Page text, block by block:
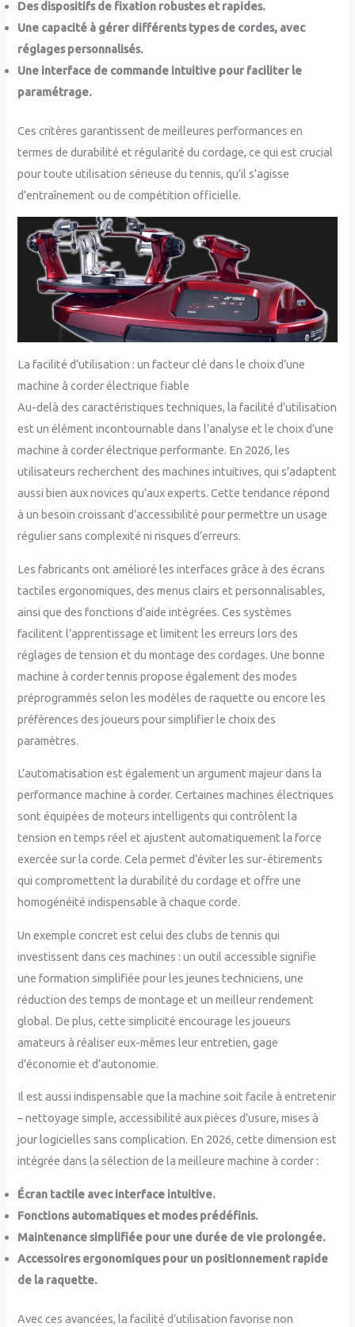
Des dispositifs de fixation robustes et rapides.
Une capacité à gérer différents types de cordes, avec
réglages personnalisés.
Une interface de commande intuitive pour faciliter le
paramétrage.
Ces critères garantissent de meilleures performances en
termes de durabilité et régularité du cordage, ce qui est crucial
pour toute utilisation sérieuse du tennis, qu’il s’agisse
d’entraînement ou de compétition officielle.
La facilité d’utilisation : un facteur clé dans le choix d’une
machine à corder électrique fiable
Au-delà des caractéristiques techniques, la facilité d’utilisation
est un élément incontournable dans l’analyse et le choix d’une
machine à corder électrique performante. En 2026, les
utilisateurs recherchent des machines intuitives, qui s’adaptent
aussi bien aux novices qu’aux experts. Cette tendance répond
à un besoin croissant d’accessibilité pour permettre un usage
régulier sans complexité ni risques d’erreurs.
Les fabricants ont amélioré les interfaces grâce à des écrans
tactiles ergonomiques, des menus clairs et personnalisables,
ainsi que des fonctions d’aide intégrées. Ces systèmes
facilitent l’apprentissage et limitent les erreurs lors des
réglages de tension et du montage des cordages. Une bonne
machine à corder tennis propose également des modes
préprogrammés selon les modèles de raquette ou encore les
préférences des joueurs pour simplifier le choix des
paramètres.
L’automatisation est également un argument majeur dans la
performance machine à corder. Certaines machines électriques
sont équipées de moteurs intelligents qui contrôlent la
tension en temps réel et ajustent automatiquement la force
exercée sur la corde. Cela permet d’éviter les sur-étirements
qui compromettent la durabilité du cordage et offre une
homogénéité indispensable à chaque corde.
Un exemple concret est celui des clubs de tennis qui
investissent dans ces machines : un outil accessible signifie
une formation simplifiée pour les jeunes techniciens, une
réduction des temps de montage et un meilleur rendement
global. De plus, cette simplicité encourage les joueurs
amateurs à réaliser eux-mêmes leur entretien, gage
d’économie et d’autonomie.
Il est aussi indispensable que la machine soit facile à entretenir
– nettoyage simple, accessibilité aux pièces d’usure, mises à
jour logicielles sans complication. En 2026, cette dimension est
intégrée dans la sélection de la meilleure machine à corder :
Écran tactile avec interface intuitive.
Fonctions automatiques et modes prédéfinis.
Maintenance simplifiée pour une durée de vie prolongée.
Accessoires ergonomiques pour un positionnement rapide
de la raquette.
Avec ces avancées, la facilité d’utilisation favorise non